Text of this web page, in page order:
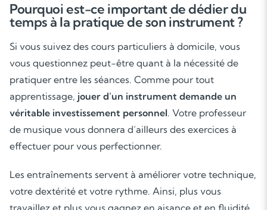
Pourquoi est-ce important de dédier du
temps à la pratique de son instrument ?
Si vous suivez des cours particuliers à domicile, vous
vous questionnez peut-être quant à la nécessité de
pratiquer entre les séances. Comme pour tout
apprentissage, jouer d’un instrument demande un
véritable investissement personnel. Votre professeur
de musique vous donnera d’ailleurs des exercices à
effectuer pour vous perfectionner.
Les entraînements servent à améliorer votre technique,
votre dextérité et votre rythme. Ainsi, plus vous
travaillez et plus vous gagnez en aisance et en fluidité.